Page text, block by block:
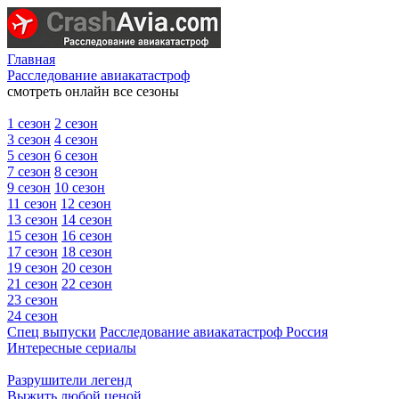
Главная
Расследование авиакатастроф
смотреть онлайн все сезоны
1 сезон 2 сезон
3 сезон 4 сезон
5 сезон 6 сезон
7 сезон 8 сезон
9 сезон 10 сезон
11 сезон 12 сезон
13 сезон 14 сезон
15 сезон 16 сезон
17 сезон 18 сезон
19 сезон 20 сезон
21 сезон 22 сезон
23 сезон
24 сезон
Спец выпуски Расследование авиакатастроф Россия
Интересные сериалы
Разрушители легенд
Выжить любой ценой